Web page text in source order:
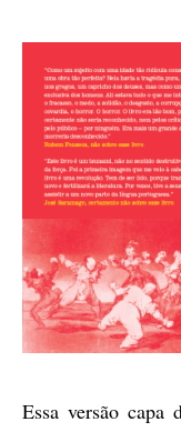
Essa versão capa